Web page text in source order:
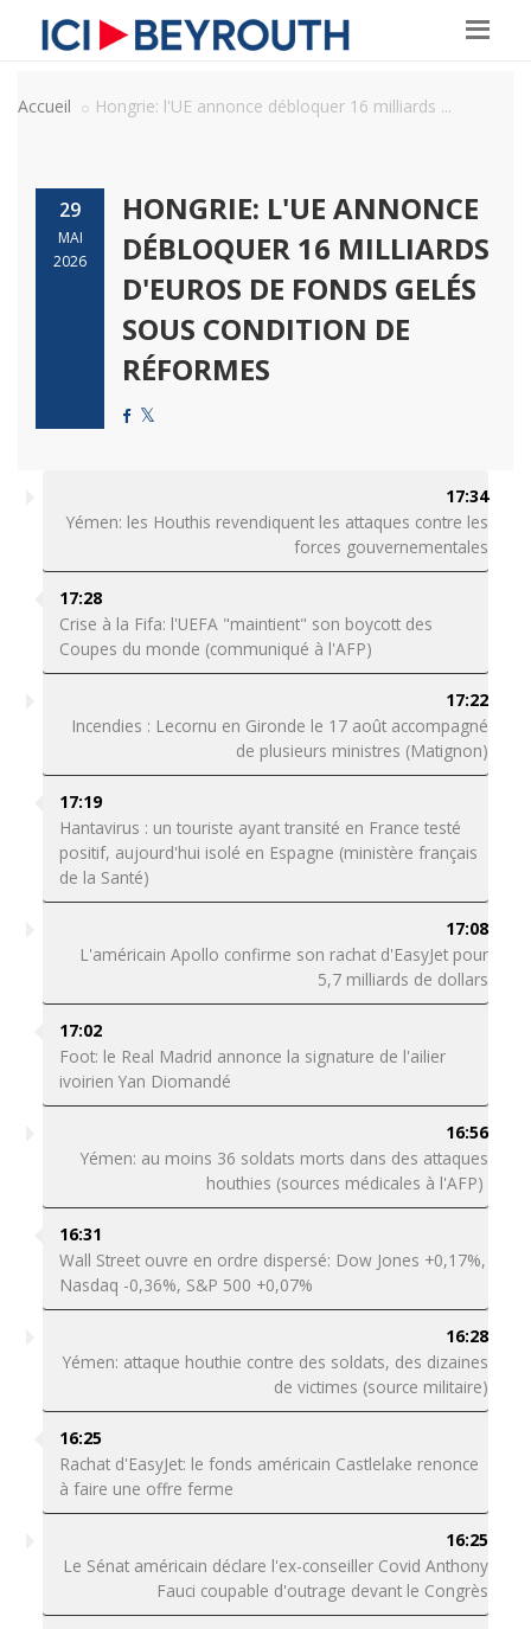
Accueil Hongrie: l'UE annonce débloquer 16 milliards ...
29
MAI
2026
HONGRIE: L'UE ANNONCE
DÉBLOQUER 16 MILLIARDS
D'EUROS DE FONDS GELÉS
SOUS CONDITION DE
RÉFORMES
17:34
Yémen: les Houthis revendiquent les attaques contre les
forces gouvernementales
17:28
Crise à la Fifa: l'UEFA "maintient" son boycott des
Coupes du monde (communiqué à l'AFP)
17:22
Incendies : Lecornu en Gironde le 17 août accompagné
de plusieurs ministres (Matignon)
17:19
Hantavirus : un touriste ayant transité en France testé
positif, aujourd'hui isolé en Espagne (ministère français
de la Santé)
17:08
L'américain Apollo confirme son rachat d'EasyJet pour
5,7 milliards de dollars
17:02
Foot: le Real Madrid annonce la signature de l'ailier
ivoirien Yan Diomandé
16:56
Yémen: au moins 36 soldats morts dans des attaques
houthies (sources médicales à l'AFP)
16:31
Wall Street ouvre en ordre dispersé: Dow Jones +0,17%,
Nasdaq -0,36%, S&P 500 +0,07%
16:28
Yémen: attaque houthie contre des soldats, des dizaines
de victimes (source militaire)
16:25
Rachat d'EasyJet: le fonds américain Castlelake renonce
à faire une offre ferme
16:25
Le Sénat américain déclare l'ex-conseiller Covid Anthony
Fauci coupable d'outrage devant le Congrès